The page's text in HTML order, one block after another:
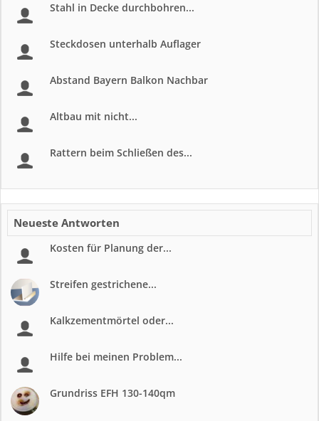
Stahl in Decke durchbohren...
Steckdosen unterhalb Auflager
Abstand Bayern Balkon Nachbar
Altbau mit nicht...
Rattern beim Schließen des...
Neueste Antworten
Kosten für Planung der...
Streifen gestrichene...
Kalkzementmörtel oder...
Hilfe bei meinen Problem...
Grundriss EFH 130-140qm